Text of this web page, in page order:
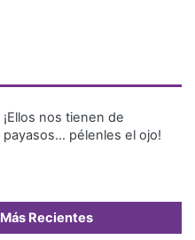
¡Ellos nos tienen de
payasos… pélenles el ojo!
Más Recientes